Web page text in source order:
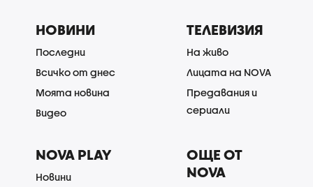
НОВИНИ
Последни
Всичко от днес
Моята новина
Видео
ТЕЛЕВИЗИЯ
На живо
Лицата на NOVA
Предавания и
сериали
NOVA PLAY
Новини
ОЩЕ ОТ
NOVA